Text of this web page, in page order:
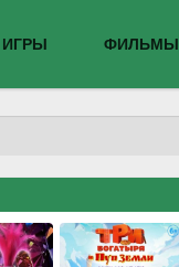
ИГРЫ ФИЛЬМЫ